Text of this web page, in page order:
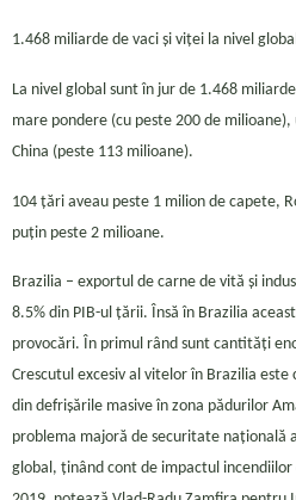
1.468 miliarde de vaci și viței la nivel global
La nivel global sunt în jur de 1.468
mare pondere (cu peste 200 de
China (peste 113 milioane).
104 țări aveau peste 1 milion de capete,
puțin peste 2 milioane.
Brazilia – exportul de carne de vită și
8.5% din PIB-ul țării. Însă în Brazilia
provocări. În primul rând sunt cantități
Crescutul excesiv al vitelor în Brazilia
din defrișările masive în zona pădurilor
problema majoră de securitate națională
global, ținând cont de impactul